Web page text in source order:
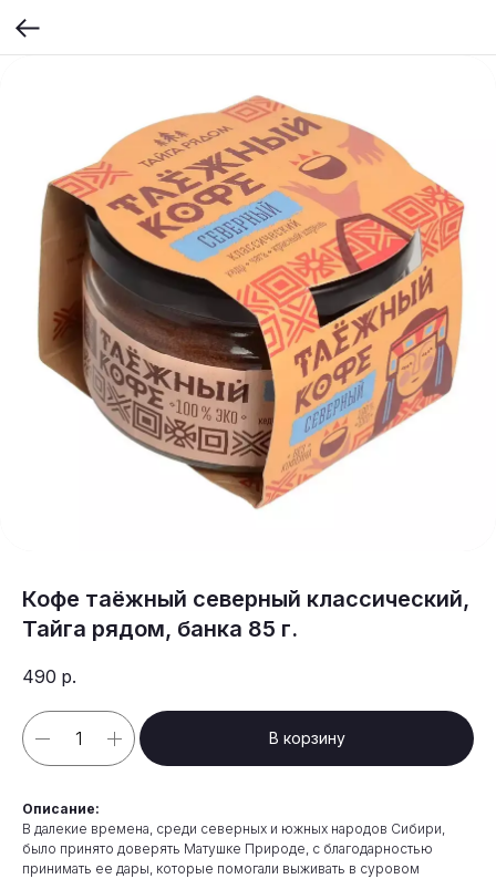
Кофе таёжный северный классический,
Тайга рядом, банка 85 г.
490 р.
В корзину
Описание:
В далекие времена, среди северных и южных народов Сибири,
было принято доверять Матушке Природе, с благодарностью
принимать ее дары, которые помогали выживать в суровом